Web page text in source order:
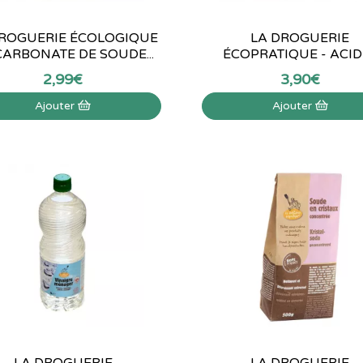
ÉCOLOGIQUE
DE SOUDE...
2,99€
Ajouter
LA DROGUERIE
ÉCOPRATIQUE -
3,90€
Ajouter